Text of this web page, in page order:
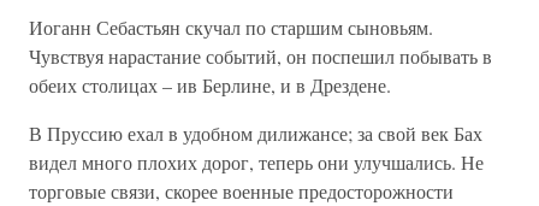
Иоганн Себастьян скучал по старшим сыновьям.
Чувствуя нарастание событий, он поспешил побывать в
обеих столицах – ив Берлине, и в Дрездене.
В Пруссию ехал в удобном дилижансе; за свой век Бах
видел много плохих дорог, теперь они улучшались. Не
торговые связи, скорее военные предосторожности